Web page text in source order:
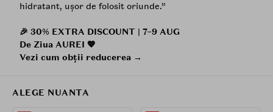
hidratant, ușor de folosit oriunde.”
🎉 30% EXTRA DISCOUNT | 7–9 AUG
De Ziua AUREI 💖
Vezi cum obții reducerea →
ALEGE NUANTA